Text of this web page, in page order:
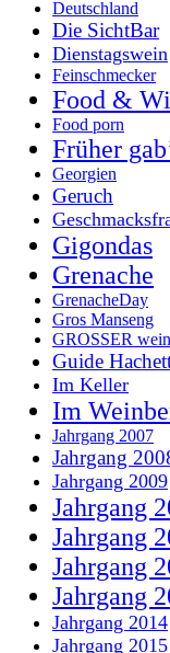
Deutschland
Die SichtBar
Dienstagswein
Feinschmecker
Food &
Food porn
Früher
Georgien
Geruch
Gigondas
Grenache
GrenacheDay
Gros Manseng
GROSSER wein
Guide
Im Keller
Im
Jahrgang 2007
Jahrgang
Jahrgang 2009
Jahrgang
Jahrgang
Jahrgang
Jahrgang
Jahrgang 2014
Jahrgang 2015